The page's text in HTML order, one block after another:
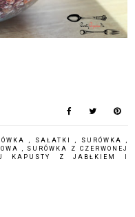
, SAŁATKI , SURÓWKA,
, SURÓWKA Z CZERWONEJ
KAPUSTY Z JABŁKIEM I